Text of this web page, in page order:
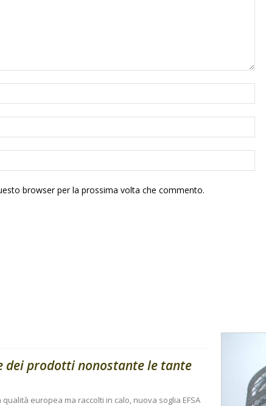
browser per la prossima volta che commento.
dei prodotti nonostante le tante
europea ma raccolti in calo, nuova soglia EFSA